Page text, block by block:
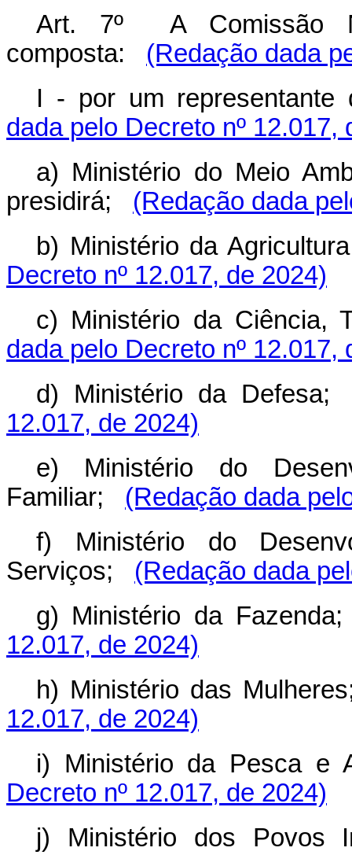
Art. 7º A Comissão
composta: (Redação dada
I - por um representante
dada pelo Decreto nº 12.017,
a) Ministério do Meio
presidirá;
(Redação dada
b) Ministério da
Decreto nº 12.017, de 2024)
c) Ministério da Ciência,
dada pelo Decreto nº 12.017,
d) Ministério da Defesa;
12.017, de 2024)
e) Ministério do
Familiar;
(Redação dada
f) Ministério do
Serviços;
(Redação dada
g) Ministério da Fazenda;
12.017, de 2024)
h) Ministério das
12.017, de 2024)
i) Ministério da Pesca e
Decreto nº 12.017, de 2024)
j) Ministério dos Povos